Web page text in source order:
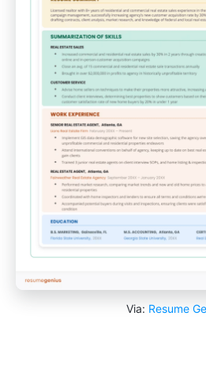
Via: Resume